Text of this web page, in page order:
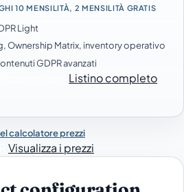
10 MENSILITÀ, 2 MENSILITÀ GRATIS
Light
Ownership Matrix, inventory operativo
GDPR avanzati
Listino completo
calcolatore prezzi
Visualizza i prezzi